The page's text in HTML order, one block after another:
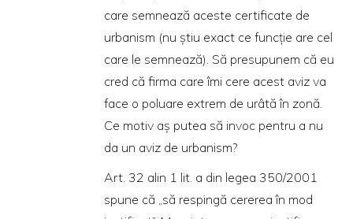
care semnează aceste certificate de
urbanism (nu ştiu exact ce funcţie are cel
care le semnează). Să presupunem că eu
cred că firma care îmi cere acest aviz va
face o poluare extrem de urâtă în zonă.
Ce motiv aş putea să invoc pentru a nu
da un aviz de urbanism?
Art. 32 alin 1 lit. a din legea 350/2001
spune că „să respingă cererea în mod